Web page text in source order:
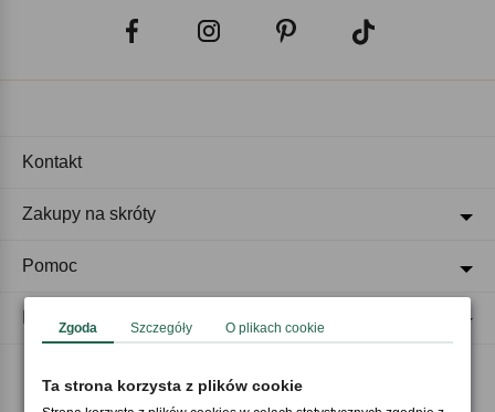
Akceptujemy płatności
Kontakt
Zakupy na skróty
Pomoc
Zgoda Szczegóły O plikach cookie
Ta strona korzysta z plików cookie